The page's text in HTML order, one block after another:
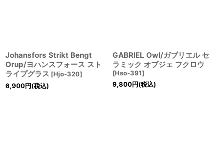
Johansfors Strikt Bengt
Orup/ヨハンスフォース スト
ライプグラス [Hjo-320]
6,900円(税込)
GABRIEL Owl/ガブリエル セ
ラミック オブジェ フクロウ
[Hso-391]
9,800円(税込)